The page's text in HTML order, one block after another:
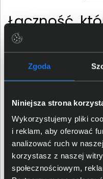
Zgoda
Niniejsza strona
Wykorzystujemy pliki
i reklam, aby oferować
analizować ruch w
korzystasz z naszej
społecznościowym,
Łączność,
Technologia Wi-Fi 7 z
od modelu modem
sprawiają, że iPad Pro
chmurze, streaming —
opóźnień, bez